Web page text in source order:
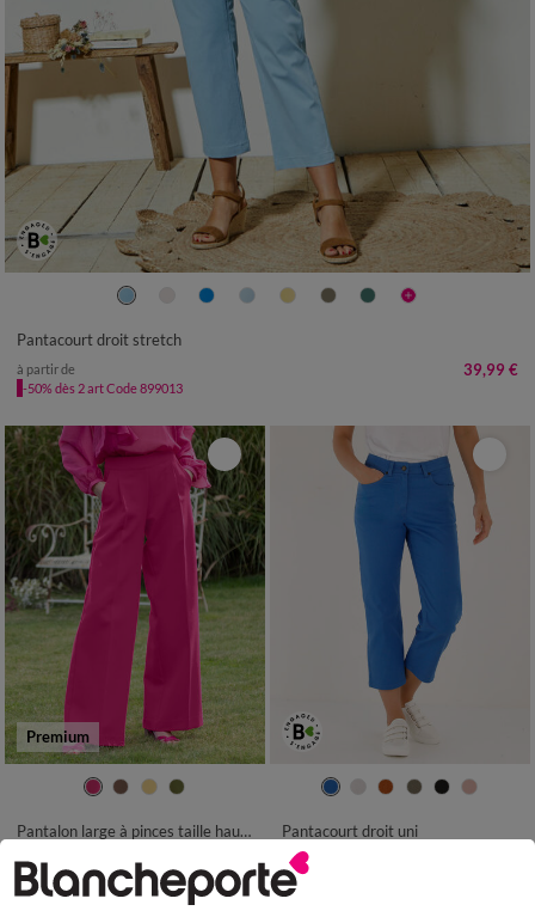
36 40 42 44 46 48 50 52 54
Pantacourt droit stretch
à partir de 39,99 €
-50% dès 2 art Code 899013
Premium
38 40 42 44
Pantalon large à pinces taille haute, uni
-50% dès 2 art Code 899013
38 40 42 44 46
Pantacourt droit uni
LES MOINS CHERS
à partir de